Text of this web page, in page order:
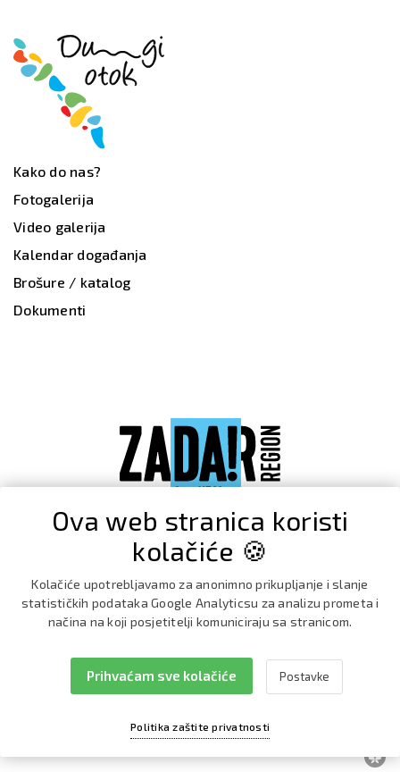
Kako do nas?
Fotogalerija
Video galerija
Kalendar događanja
Brošure / katalog
Dokumenti
Instagram
Ova web stranica koristi
kolačiće 🍪
Kolačiće upotrebljavamo za anonimno prikupljanje i slanje
statističkih podataka Google Analyticsu za analizu prometa i
načina na koji posjetitelji komuniciraju sa stranicom.
Politika zaštite privatnosti
Prihvaćam sve kolačiće Postavke